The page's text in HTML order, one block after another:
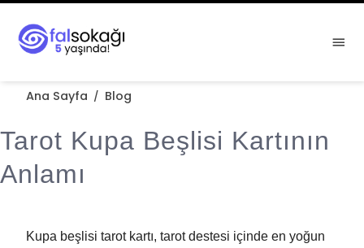
Ana Sayfa / Blog
Tarot Kupa Beşlisi Kartının
Anlamı
Kupa beşlisi tarot kartı, tarot destesi içinde en yoğun